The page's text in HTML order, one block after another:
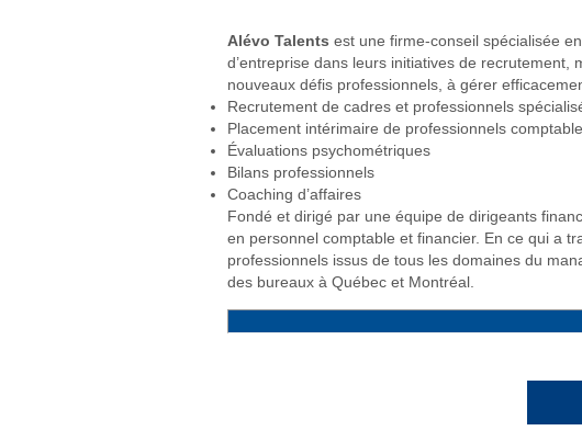
Alévo Talents est une firme-conseil spécialisée
d’entreprise dans leurs initiatives de
nouveaux défis professionnels, à gérer
Recrutement de cadres et professionnels
Placement intérimaire de professionnels
Évaluations psychométriques
Bilans professionnels
Coaching d’affaires
Fondé et dirigé par une équipe de dirigeants
en personnel comptable et financier. En ce qui a
professionnels issus de tous les domaines du
des bureaux à Québec et Montréal.